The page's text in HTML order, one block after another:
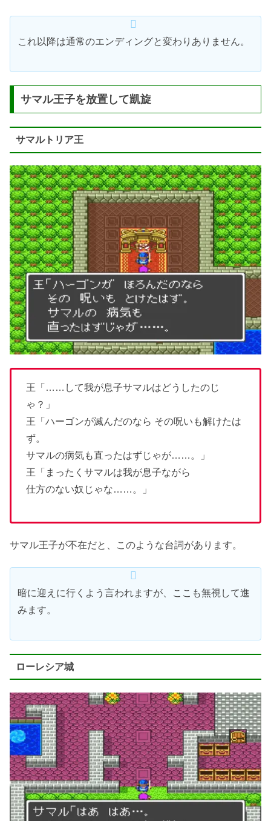
これ以降は通常のエンディングと変わりありません。
サマル王子を放置して凱旋
サマルトリア王
王「……して我が息子サマルはどうしたのじ
ゃ？」
王「ハーゴンが滅んだのなら その呪いも解けたは
ず。
サマルの病気も直ったはずじゃが……。」
王「まったくサマルは我が息子ながら
仕方のない奴じゃな……。」
サマル王子が不在だと、このような台詞があります。
暗に迎えに行くよう言われますが、ここも無視して進
みます。
ローレシア城